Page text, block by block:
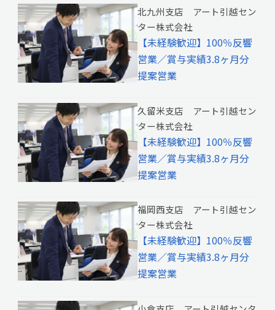
北九州支店 アート引越セン
ター株式会社
【未経験歓迎】100％反響
営業／賞与実績3.8ヶ月分
提案営業
久留米支店 アート引越セン
ター株式会社
【未経験歓迎】100％反響
営業／賞与実績3.8ヶ月分
提案営業
福岡西支店 アート引越セン
ター株式会社
【未経験歓迎】100％反響
営業／賞与実績3.8ヶ月分
提案営業